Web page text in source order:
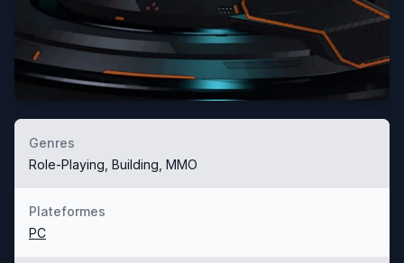
Genres
Role-Playing, Building, MMO
Plateformes
PC